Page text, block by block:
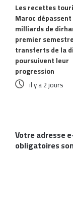
Les recettes
Maroc
milliards de
premier
transferts de la
poursuivent leur
progression
il y a 2 jours
Votre adresse
obligatoires